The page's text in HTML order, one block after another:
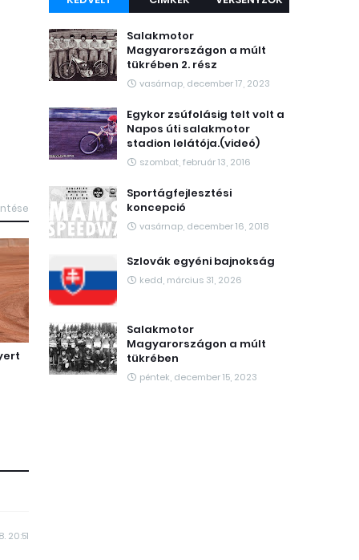
20:51
Salakmotor
Magyarországon a múlt
tükrében 2. rész
vasárnap, december 17, 2023
Egykor zsúfolásig telt volt a
Napos úti salakmotor
stadion lelátója.(videó)
szombat, február 13, 2016
Sportágfejlesztési
koncepció
vasárnap, december 16, 2018
Szlovák egyéni bajnokság
kedd, március 31, 2026
Salakmotor
Magyarországon a múlt
tükrében
péntek, december 15, 2023